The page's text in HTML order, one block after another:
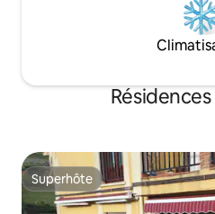
Superhôte
Superhôte